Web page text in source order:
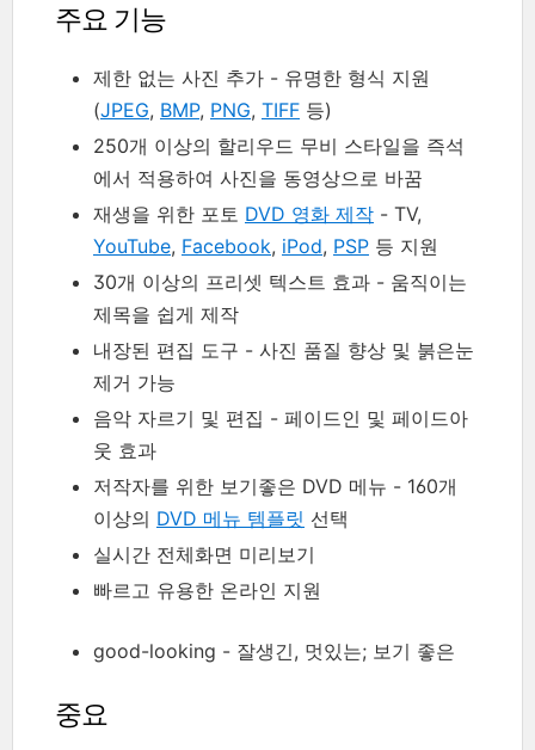
주요 기능
제한 없는 사진 추가 - 유명한 형식 지원
(JPEG, BMP, PNG, TIFF 등)
250개 이상의 할리우드 무비 스타일을 즉석
에서 적용하여 사진을 동영상으로 바꿈
재생을 위한 포토 DVD 영화 제작 - TV,
YouTube, Facebook, iPod, PSP 등 지원
30개 이상의 프리셋 텍스트 효과 - 움직이는
제목을 쉽게 제작
내장된 편집 도구 - 사진 품질 향상 및 붉은눈
제거 가능
음악 자르기 및 편집 - 페이드인 및 페이드아
웃 효과
저작자를 위한 보기좋은 DVD 메뉴 - 160개
이상의 DVD 메뉴 템플릿 선택
실시간 전체화면 미리보기
빠르고 유용한 온라인 지원
good-looking - 잘생긴, 멋있는; 보기 좋은
중요